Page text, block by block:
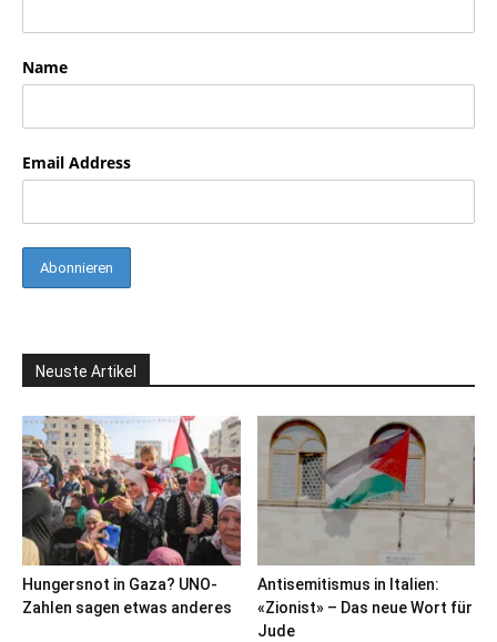
Name
Email Address
Neuste Artikel
Hungersnot in Gaza? UNO-
Zahlen sagen etwas anderes
Antisemitismus in Italien:
«Zionist» – Das neue Wort für
Jude